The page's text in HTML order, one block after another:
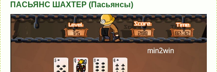
ПАСЬЯНС ШАХТЕР (Пасьянсы)